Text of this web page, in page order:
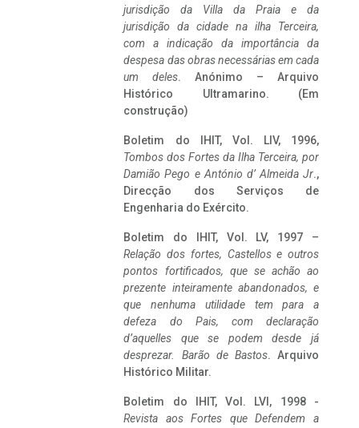
jurisdição da Villa da Praia e da
jurisdição da cidade na ilha Terceira,
com a indicação da importância da
despesa das obras necessárias em cada
um deles. Anónimo – Arquivo
Histórico Ultramarino. (Em
construção)
Boletim do IHIT, Vol. LIV, 1996,
Tombos dos Fortes da Ilha Terceira, por
Damião Pego e António d’ Almeida Jr.,
Direcção dos Serviços de
Engenharia do Exército.
Boletim do IHIT, Vol. LV, 1997 –
Relação dos fortes, Castellos e outros
pontos fortificados, que se achão ao
prezente inteiramente abandonados, e
que nenhuma utilidade tem para a
defeza do Pais, com declaração
d’aquelles que se podem desde já
desprezar. Barão de Bastos. Arquivo
Histórico Militar.
Boletim do IHIT, Vol. LVI, 1998 -
Revista aos Fortes que Defendem a